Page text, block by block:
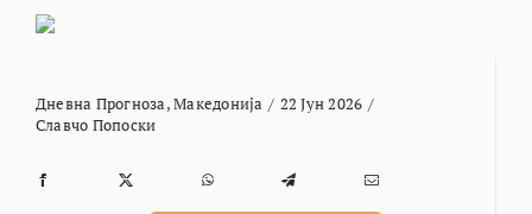
Дневна Прогноза,Македонија / 22 Јун 2026 /
Славчо Попоски